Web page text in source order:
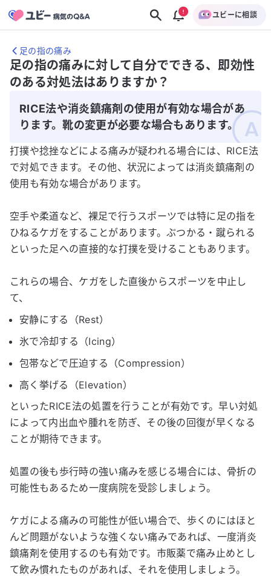
ユビーに相談
足の指の痛み
足の指の痛みに対して自分でできる、即効性
のある対処法はありますか？
RICE法や消炎鎮痛剤の使用が有効な場合があ
ります。靴の変更が必要な場合もあります。
打撲や捻挫などによる痛みが疑われる場合には、RICE法
で対処できます。その他、状況によっては消炎鎮痛剤の
使用も有効な場合があります。
空手や柔道など、裸足で行うスポーツでは特に足の指を
ひねるケガをすることがあります。ぶつかる・蹴られる
といった足への直接的な打撲を受けることもあります。
これらの場合、ケガをした直後からスポーツを中止し
て、
安静にする（Rest）
氷で冷却する（Icing）
包帯などで圧迫する（Compression）
高く挙げる（Elevation）
といったRICE法の処置を行うことが有効です。早い対処
によって内出血や腫れを防ぎ、その後の回復が早くなる
ことが期待できます。
処置の後も歩行時の強い痛みを感じる場合には、骨折の
可能性もあるため一度病院を受診しましょう。
ケガによる痛みの可能性が低い場合で、歩くのにはほと
んど問題がないような強くない痛みであれば、一度消炎
鎮痛剤を使用するのも有効です。市販薬で痛み止めとし
て飲み慣れたものがあれば、それを使用しましょう。